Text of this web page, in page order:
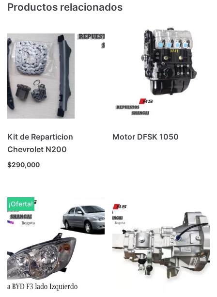
Productos relacionados
Kit de Reparticion
Chevrolet N200
$290,000
Motor DFSK 1050
¡Oferta!